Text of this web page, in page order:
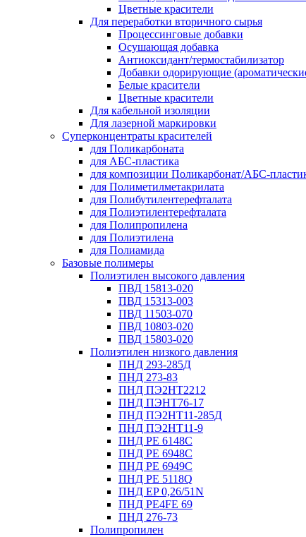
Цветные красители
Для переработки вторичного сырья
Процессинговые добавки
Осушающая добавка
Антиоксидант/термостабилизатор
Добавки одорирующие
Белые красители
Цветные красители
Для кабельной изоляции
Для лазерной маркировки
Суперконцентраты красителей
для Поликарбоната
для АБС-пластика
для композиции Поликарбонат/АБС-
для Полиметилметакрилата
для Полибутилентерефталата
для Полиэтилентерефталата
для Полипропилена
для Полиэтилена
для Полиамида
Базовые полимеры
Полиэтилен высокого давления
ПВД 15813-020
ПВД 15313-003
ПВД 11503-070
ПВД 10803-020
ПВД 15803-020
Полиэтилен низкого давления
ПНД 293-285Д
ПНД 273-83
ПНД ПЭ2НТ2212
ПНД ПЭНТ76-17
ПНД ПЭ2НТ11-285Д
ПНД ПЭ2НТ11-9
ПНД PE 6148C
ПНД PE 6948C
ПНД PE 6949C
ПНД PE 5118Q
ПНД EP 0,26/51N
ПНД PE4FE 69
ПНД 276-73
Полипропилен